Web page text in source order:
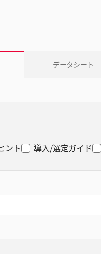
データシート
ント 導入/選定ガイド